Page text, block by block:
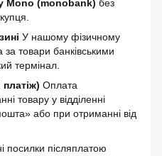
Mono (monobank) без
У нашому фізичному
товари банківськими
термінал.
Оплата
товару у відділенні
або при отриманні від
посилки післяплатою